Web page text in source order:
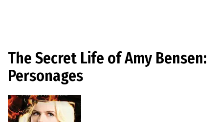
The Secret Life of Amy Bensen:
Personages